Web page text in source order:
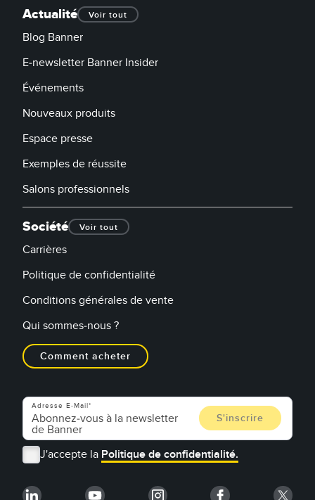
Actualité Voir tout
Blog Banner
E-newsletter Banner Insider
Événements
Nouveaux produits
Espace presse
Exemples de réussite
Salons professionnels
Société Voir tout
Carrières
Politique de confidentialité
Conditions générales de vente
Qui sommes-nous ?
Comment acheter
Adresse E-Mail
J'accepte la Politique de confidentialité.